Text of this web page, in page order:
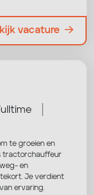
vacature
te groeien en
tractorchauffeur
en
Je verdient
ervaring.